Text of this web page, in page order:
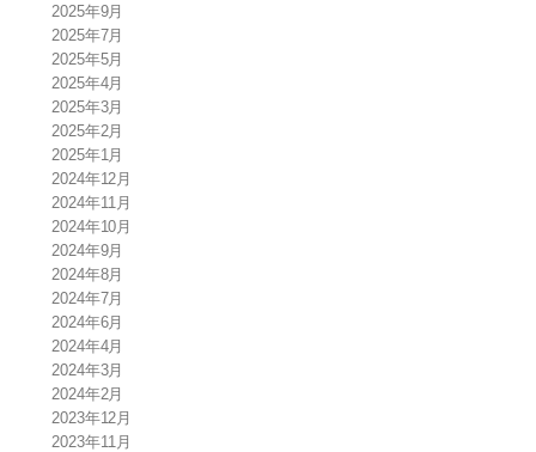
2025年9月
2025年7月
2025年5月
2025年4月
2025年3月
2025年2月
2025年1月
2024年12月
2024年11月
2024年10月
2024年9月
2024年8月
2024年7月
2024年6月
2024年4月
2024年3月
2024年2月
2023年12月
2023年11月